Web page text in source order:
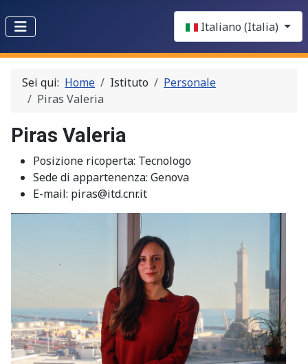
Italiano (Italia)
Sei qui: Home Istituto
Personale
Piras Valeria
Piras Valeria
Posizione ricoperta: Tecnologo
Sede di appartenenza: Genova
E-mail: piras@itd.cnr.it